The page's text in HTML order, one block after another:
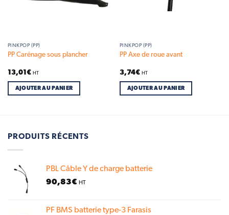
PINKPOP (PP)
PP Carénage sous plancher
13,01 € HT
AJOUTER AU PANIER
PINKPOP (PP)
PP Axe de roue avant
3,74€ HT
AJOUTER AU PANIER
PRODUITS RÉCENTS
PBL Câble Y de charge batterie
90,83€ HT
PF BMS batterie type-3 Farasis